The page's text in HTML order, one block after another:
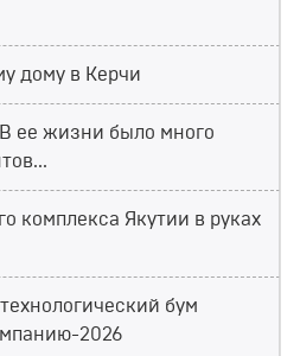
дому в Керчи
ее жизни было много
комплекса Якутии в руках
бум
2026